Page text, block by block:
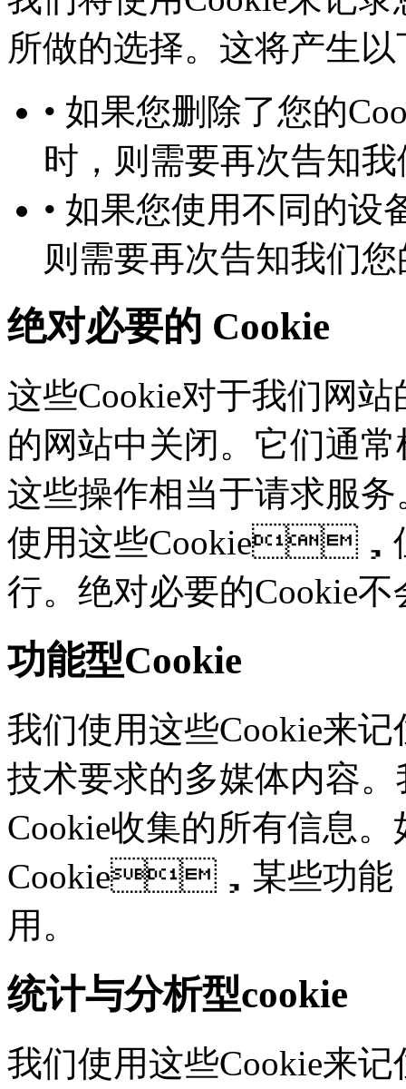
所做的选择。这将产生以
• 如果您删除了您的
时，则需要再次告知
• 如果您使用不同的设
则需要再次告知我们
绝对必要的 Cookie
这些Cookie对于我们网站
的网站中关闭。它们通常
这些操作相当于请求服
使用这些Cookie，
行。绝对必要的Cookie
功能型Cookie
我们使用这些Cookie来
技术要求的多媒体内容
Cookie收集的所有信息
Cookie，某些功能
用。
统计与分析型cookie
我们使用这些Cookie来